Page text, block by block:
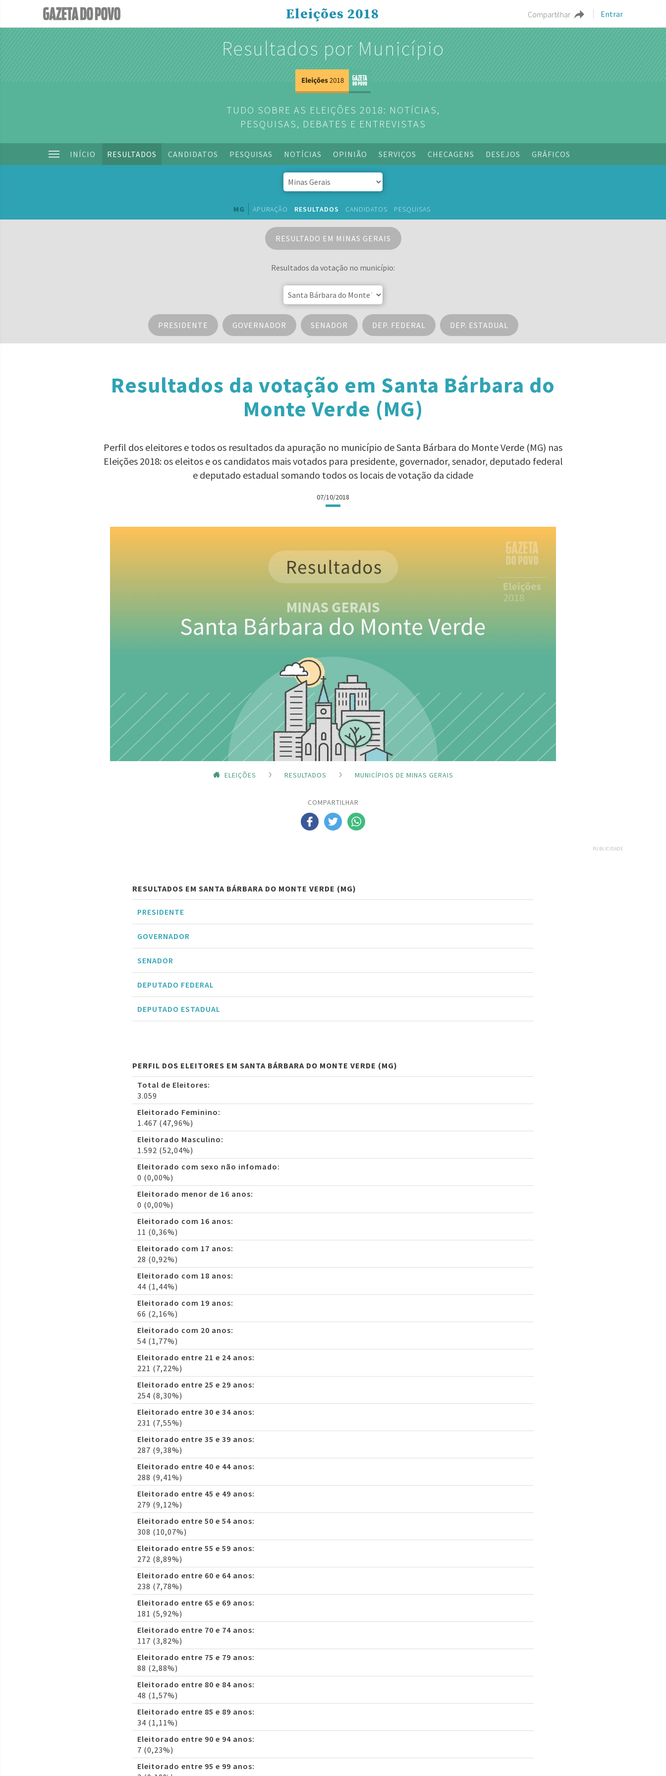
Compartilhar Entrar
Eleições 2018
Resultados por Município
TUDO SOBRE AS ELEIÇÕES 2018: NOTÍCIAS,
PESQUISAS, DEBATES E ENTREVISTAS
INÍCIO RESULTADOS CANDIDATOS PESQUISAS NOTÍCIAS OPINIÃO SERVIÇOS CHECAGENS DESEJOS GRÁFICOS
MG APURAÇÃO RESULTADOS CANDIDATOS PESQUISAS
RESULTADO EM MINAS GERAIS
Resultados da votação no município:
PRESIDENTE GOVERNADOR SENADOR DEP. FEDERAL DEP. ESTADUAL
Resultados da votação em Santa Bárbara do
Monte Verde (MG)
Perfil dos eleitores e todos os resultados da apuração no município de Santa Bárbara do Monte Verde (MG) nas
Eleições 2018: os eleitos e os candidatos mais votados para presidente, governador, senador, deputado federal
e deputado estadual somando todos os locais de votação da cidade
07/10/2018
ELEIÇÕES RESULTADOS MUNICÍPIOS DE MINAS GERAIS
COMPARTILHAR
PUBLICIDADE
RESULTADOS EM SANTA BÁRBARA DO MONTE VERDE (MG)
PRESIDENTE
GOVERNADOR
SENADOR
DEPUTADO FEDERAL
DEPUTADO ESTADUAL
PERFIL DOS ELEITORES EM SANTA BÁRBARA DO MONTE VERDE (MG)
Total de Eleitores:
3.059
Eleitorado Feminino:
1.467 (47,96%)
Eleitorado Masculino:
1.592 (52,04%)
Eleitorado com sexo não infomado:
0 (0,00%)
Eleitorado menor de 16 anos:
0 (0,00%)
Eleitorado com 16 anos:
11 (0,36%)
Eleitorado com 17 anos:
28 (0,92%)
Eleitorado com 18 anos:
44 (1,44%)
Eleitorado com 19 anos:
66 (2,16%)
Eleitorado com 20 anos:
54 (1,77%)
Eleitorado entre 21 e 24 anos:
221 (7,22%)
Eleitorado entre 25 e 29 anos:
254 (8,30%)
Eleitorado entre 30 e 34 anos:
231 (7,55%)
Eleitorado entre 35 e 39 anos:
287 (9,38%)
Eleitorado entre 40 e 44 anos:
288 (9,41%)
Eleitorado entre 45 e 49 anos:
279 (9,12%)
Eleitorado entre 50 e 54 anos:
308 (10,07%)
Eleitorado entre 55 e 59 anos:
272 (8,89%)
Eleitorado entre 60 e 64 anos:
238 (7,78%)
Eleitorado entre 65 e 69 anos:
181 (5,92%)
Eleitorado entre 70 e 74 anos:
117 (3,82%)
Eleitorado entre 75 e 79 anos:
88 (2,88%)
Eleitorado entre 80 e 84 anos:
48 (1,57%)
Eleitorado entre 85 e 89 anos:
34 (1,11%)
Eleitorado entre 90 e 94 anos:
7 (0,23%)
Eleitorado entre 95 e 99 anos: